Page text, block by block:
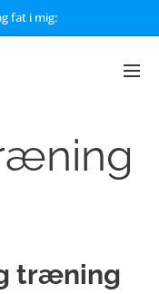
fat i mig:
træning